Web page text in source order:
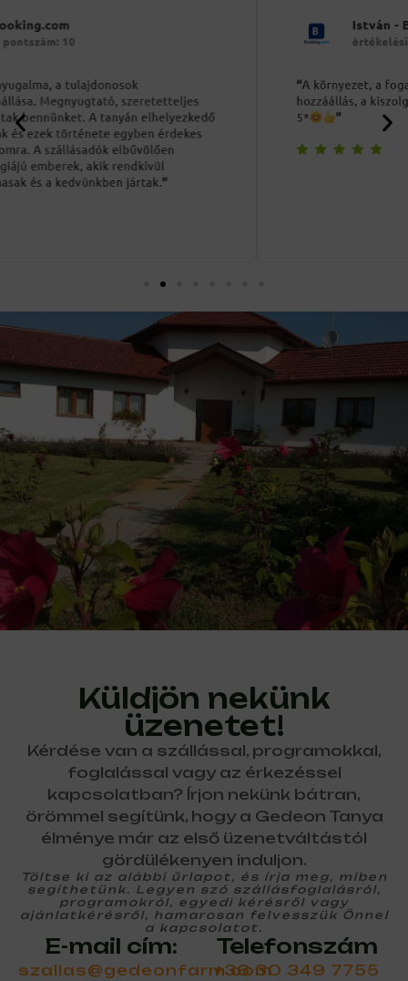
Küldjön nekünk
üzenetet!
Kérdése van a szállással, programokkal,
foglalással vagy az érkezéssel
kapcsolatban? Írjon nekünk bátran,
örömmel segítünk, hogy a Gedeon Tanya
élménye már az első üzenetváltástól
gördülékenyen induljon.
Töltse ki az alábbi űrlapot, és írja meg, miben
segíthetünk. Legyen szó szállásfoglalásról,
programokról, egyedi kérésről vagy
ajánlatkérésről, hamarosan felvesszük Önnel
a kapcsolatot.
E-mail cím:
szallas@gedeonfarm.com
Telefonszám
+36 30 349 7755